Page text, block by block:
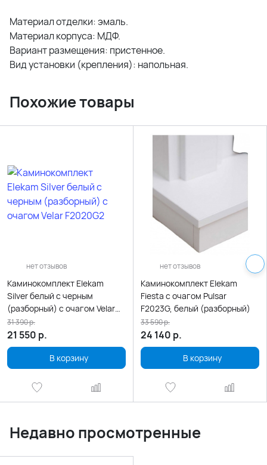
Материал отделки: эмаль.
Материал корпуса: МДФ.
Вариант размещения: пристенное.
Вид установки (крепления): напольная.
Похожие товары
нет отзывов
Каминокомплект Elekam
Silver белый с черным
(разборный) с очагом Velar
F2020G2
21 550 р.
31 390р.
В корзину
нет отзывов
Каминокомплект Elekam
Fiesta с очагом Pulsar
F2023G, белый (разборный)
24 140 р.
33 590р.
В корзину
Недавно просмотренные